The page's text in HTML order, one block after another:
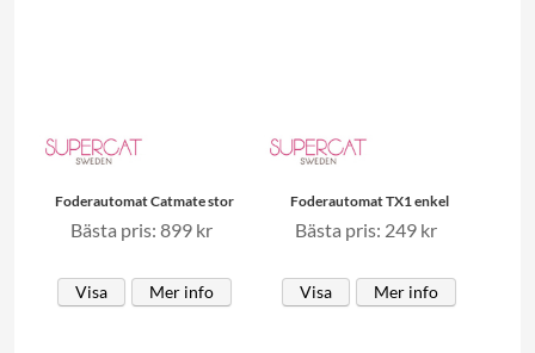
Foderautomat Catmate stor
Bästa pris: 899 kr
Visa Mer info
Foderautomat TX1 enkel
Bästa pris: 249 kr
Visa Mer info